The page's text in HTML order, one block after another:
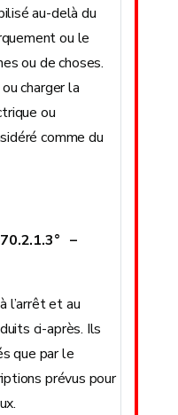
au-delà du
ou le
ou de choses.
charger la
ou
comme du
–
l’arrêt et au
ci-après. Ils
que par le
prévus pour